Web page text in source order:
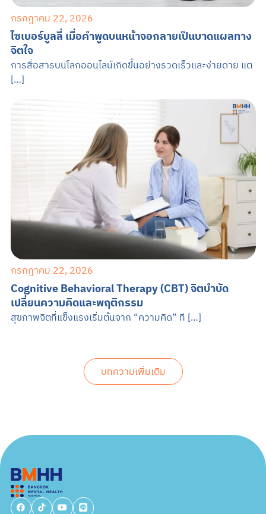
กรกฎาคม 22, 2026
ไซเบอร์บูลลี่ เมื่อคำพูดบนหน้าจอกลายเป็นบาดแผลทาง
จิตใจ
การสื่อสารบนโลกออนไลน์เกิดขึ้นอย่างรวดเร็วและง่ายดาย แต
[…]
กรกฎาคม 22, 2026
Cognitive Behavioral Therapy (CBT) จิตบำบัด
เปลี่ยนความคิดและพฤติกรรม
สุขภาพจิตที่แข็งแรงเริ่มต้นจาก “ความคิด” ที […]
บทความเพิ่มเติม